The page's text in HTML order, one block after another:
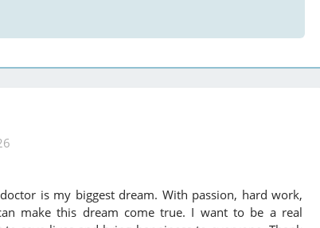
is my biggest dream. With passion, hard work,
make this dream come true. I want to be a real